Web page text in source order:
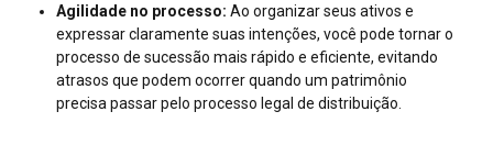
Agilidade no processo: Ao organizar seus ativos e
expressar claramente suas intenções, você pode tornar o
processo de sucessão mais rápido e eficiente, evitando
atrasos que podem ocorrer quando um patrimônio
precisa passar pelo processo legal de distribuição.